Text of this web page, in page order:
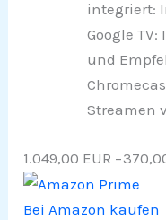
integriert:
Google
und
Streamen
1.049,00 EUR
Bei Amazon kaufen